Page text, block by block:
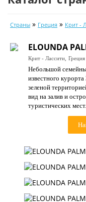
Календарь туров
Цены дня
Страны
Как купить
Страны » Греция » Крит -
ELOUNDA
Крит - Лассити, Греция
Небольшой
известного
зеленой
вид на залив и
туристических мест.